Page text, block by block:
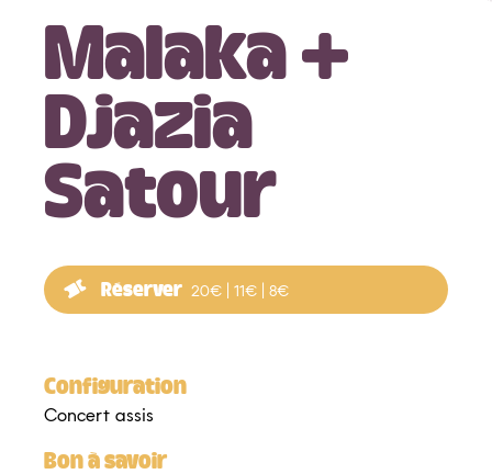
Infos Pratiques
Accueil et billetterie
Médiathèque Quai des Arts
Les vendredis-midis du Quai des Arts
Les résidences d’artistes
Malaka +
Djazia
Satour
Réserver 20€ | 11€ | 8€
Configuration
Concert assis
Bon à savoir